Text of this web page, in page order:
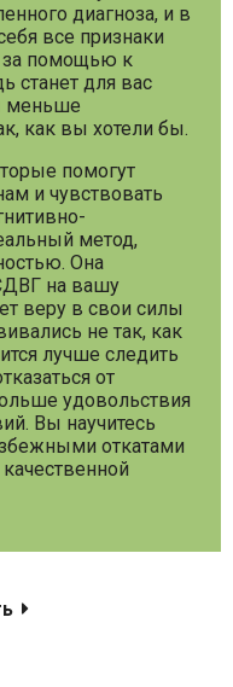
диагноза, и в
все признаки
за помощью к
станет для вас
меньше
как вы хотели бы.
помогут
и чувствовать
метод,
Она
на вашу
веру в свои силы
не так, как
лучше следить
от
удовольствия
Вы научитесь
откатами